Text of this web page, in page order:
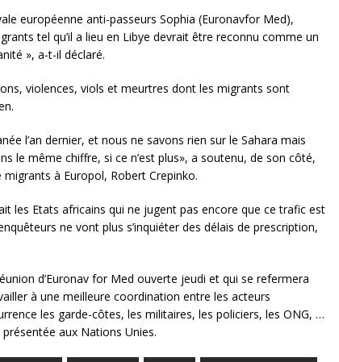
européenne anti-passeurs Sophia (Euronavfor Med),
tel qu’il a lieu en Libye devrait être reconnu comme un
», a-t-il déclaré.
violences, viols et meurtres dont les migrants sont
l’an dernier, et nous ne savons rien sur le Sahara mais
le même chiffre, si ce n’est plus», a soutenu, de son côté,
à Europol, Robert Crepinko.
les Etats africains qui ne jugent pas encore que ce trafic est
ne vont plus s’inquiéter des délais de prescription,
d’Euronav for Med ouverte jeudi et qui se refermera
à une meilleure coordination entre les acteurs
les garde-côtes, les militaires, les policiers, les ONG, …
aux Nations Unies.